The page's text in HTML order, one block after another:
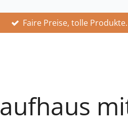
Faire Preise, tolle Produkte.